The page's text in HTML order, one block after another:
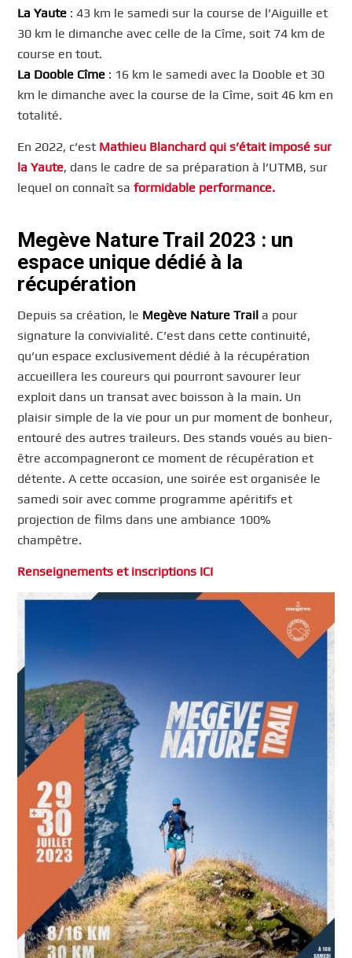
La Yaute : 43 km le samedi sur la course de l’Aiguille et
30 km le dimanche avec celle de la Cîme, soit 74 km de
course en tout.
La Dooble Cîme : 16 km le samedi avec la Dooble et 30
km le dimanche avec la course de la Cîme, soit 46 km en
totalité.
En 2022, c’est Mathieu Blanchard qui s’était imposé sur
la Yaute, dans le cadre de sa préparation à l’UTMB, sur
lequel on connaît saformidable performance.
Megève Nature Trail 2023 : un
espace unique dédié à la
récupération
Depuis sa création, le Megève Nature Trail a pour
signature la convivialité. C’est dans cette continuité,
qu’un espace exclusivement dédié à la récupération
accueillera les coureurs qui pourront savourer leur
exploit dans un transat avec boisson à la main. Un
plaisir simple de la vie pour un pur moment de bonheur,
entouré des autres traileurs. Des stands voués au bien-
être accompagneront ce moment de récupération et
détente. A cette occasion, une soirée est organisée le
samedi soir avec comme programme apéritifs et
projection de films dans une ambiance 100%
champêtre.
Renseignements et inscriptions ICI